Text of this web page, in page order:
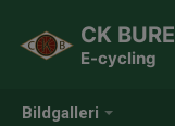
Bildgalleri
CK BURE
E-cycling